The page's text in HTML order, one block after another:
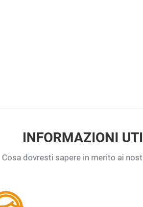
INFORMAZIONI
Cosa dovresti sapere in merito ai